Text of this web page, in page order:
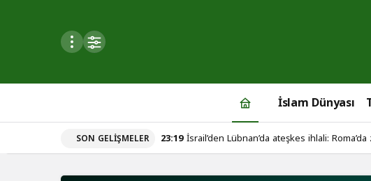
Mod
İslam Dünyası
SON GELIŞMELER 23:19 İsrail’den Lübnan’da ateşkes ihlali: